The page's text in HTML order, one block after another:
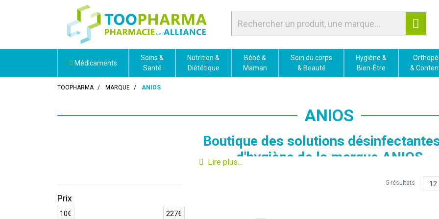
Médicaments
Soins &
Santé
Nutrition &
Diététique
Bébé &
Maman
Soin du corps
& Beauté
Hygiène &
Bien-Être
&
TOOPHARMA MARQUE ANIOS
ANIOS
Boutique des solutions
d'hygiène de la marque ANIOS
sont spécialisés depuis plus de 115 ans
Prix
10€ 227€
5 résultats